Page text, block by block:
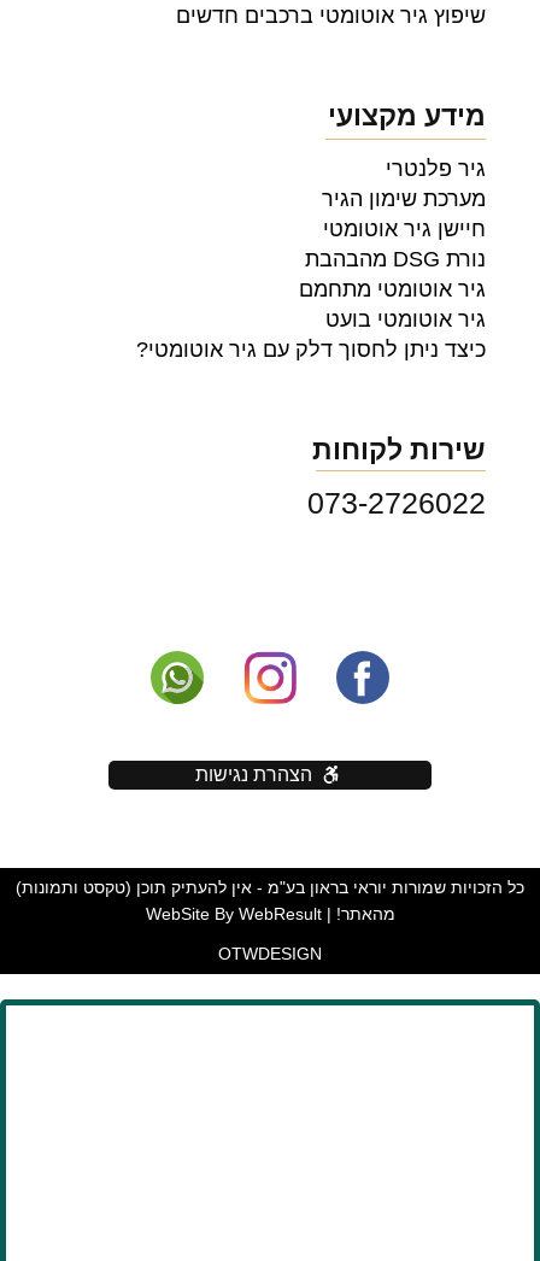
שיפוץ גיר אוטומטי ברכבים חדשים
מידע מקצועי
גיר פלנטרי
מערכת שימון הגיר
חיישן גיר אוטומטי
נורת DSG מהבהבת
גיר אוטומטי מתחמם
גיר אוטומטי בועט
כיצד ניתן לחסוך דלק עם גיר אוטומטי?
שירות לקוחות
073-2726022
הצהרת נגישות
OTWDESIGN
כל הזכויות שמורות יוראי בראון בע"מ - אין להעתיק תוכן (טקסט ותמונות)
מהאתר! | WebSite By WebResult